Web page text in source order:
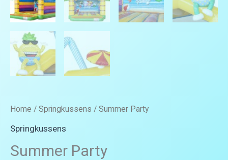
Home / Springkussens / Summer Party
Springkussens
Summer Party